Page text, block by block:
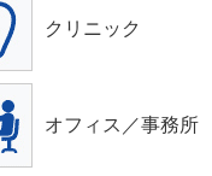
クリニック
オフィス／事務所